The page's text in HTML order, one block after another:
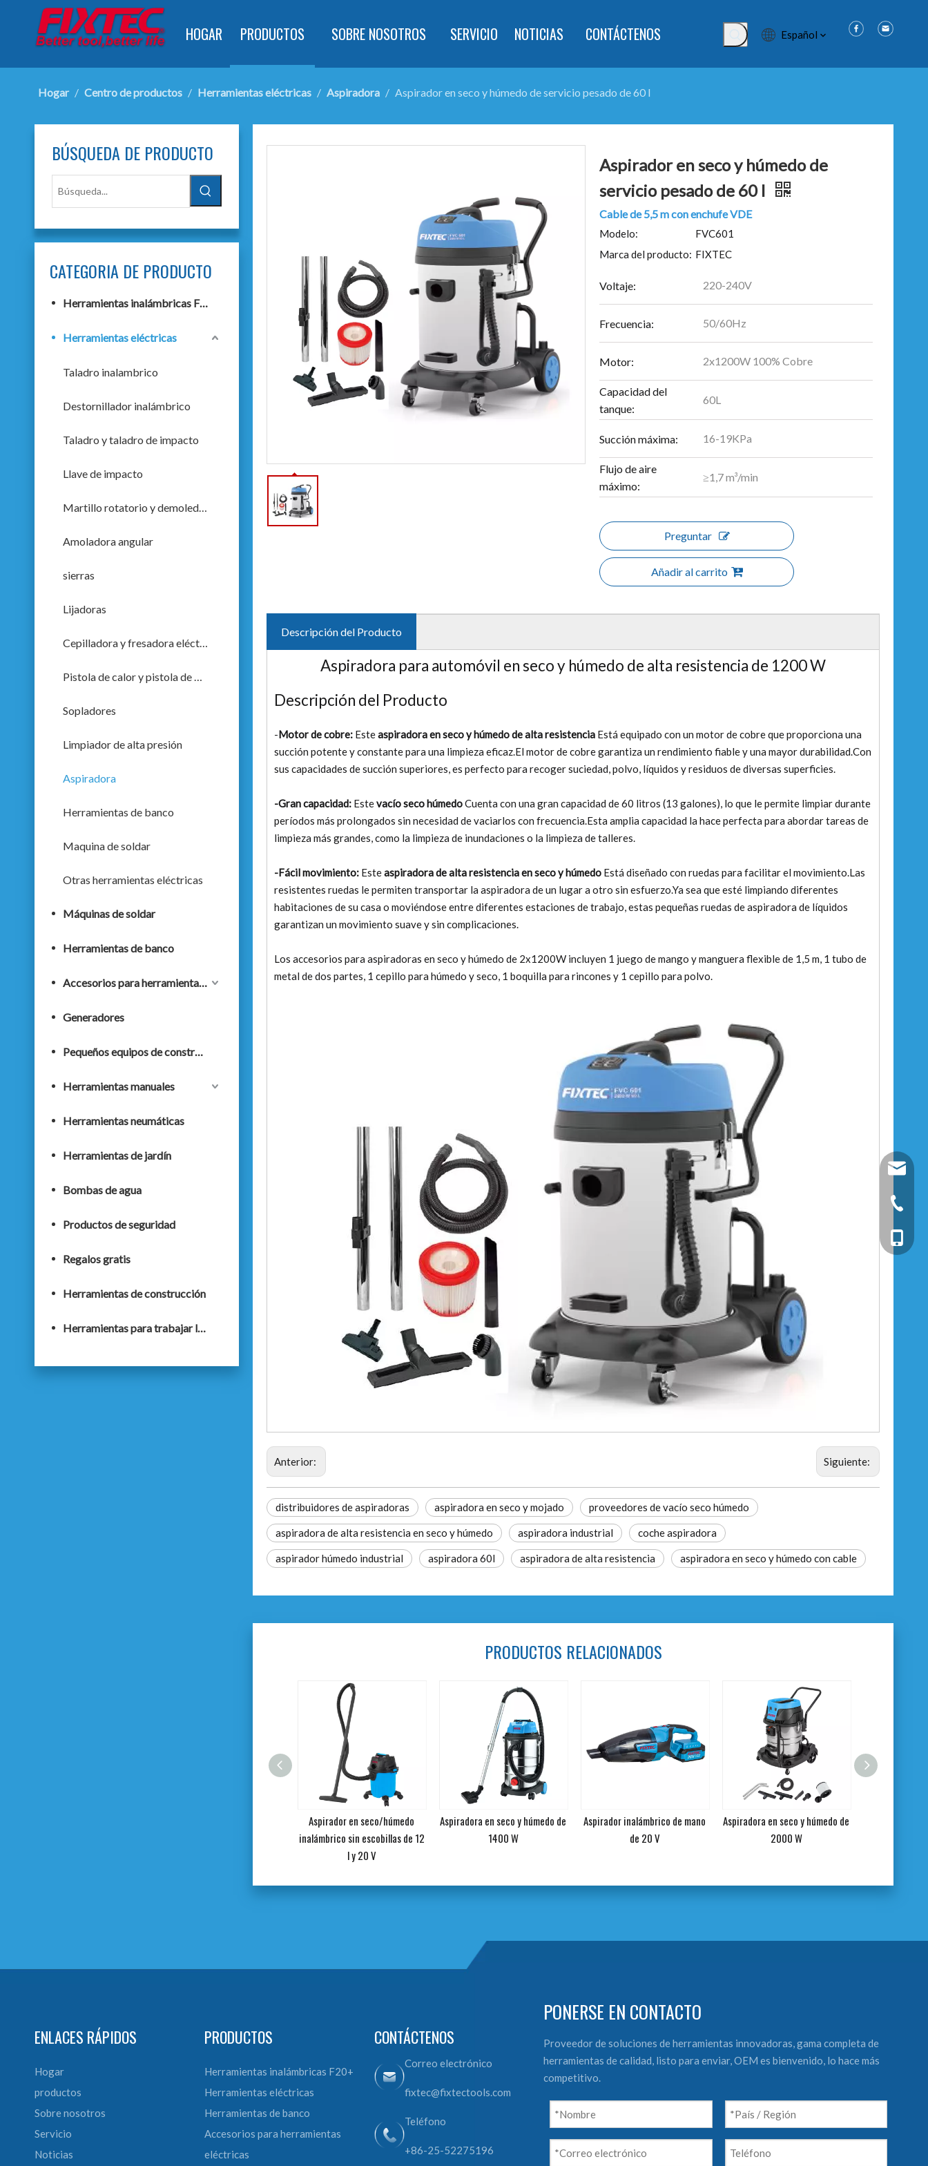
HOGAR PRODUCTOS SOBRE NOSOTROS SERVICIO NOTICIAS CONTÁCTENOS Español
Hogar / Centro de productos / Herramientas eléctricas / Aspiradora / Aspirador en seco y húmedo de servicio pesado de 60 l
BÚSQUEDA DE PRODUCTO
CATEGORIA DE PRODUCTO
Herramientas inalámbricas F20+
Herramientas eléctricas
Taladro inalambrico
Destornillador inalámbrico
Taladro y taladro de impacto
Llave de impacto
Martillo rotatorio y demoledor
Amoladora angular
sierras
Lijadoras
Cepilladora y fresadora eléctrica
Pistola de calor y pistola de pulverización
Sopladores
Limpiador de alta presión
Aspiradora
Herramientas de banco
Maquina de soldar
Otras herramientas eléctricas
Máquinas de soldar
Herramientas de banco
Accesorios para herramientas eléctricas
Generadores
Pequeños equipos de construcción
Herramientas manuales
Herramientas neumáticas
Herramientas de jardín
Bombas de agua
Productos de seguridad
Regalos gratis
Herramientas de construcción
Herramientas para trabajar la madera
Aspirador en seco y húmedo de
servicio pesado de 60 l
Cable de 5,5 m con enchufe VDE
Modelo:
FVC601
Marca del producto: FIXTEC
Voltaje: 220-240V
Frecuencia: 50/60Hz
Motor: 2x1200W 100% Cobre
Capacidad del
tanque:
60L
Succión máxima: 16-19KPa
Flujo de aire
máximo:
≥1,7 m³/min
Preguntar
Añadir al carrito
Descripción del Producto
Aspiradora para automóvil en seco y húmedo de alta resistencia de 1200 W
Descripción del Producto
-Motor de cobre: Esteaspiradora en seco y húmedo de alta resistencia Está equipado con un motor de cobre que proporciona una
succión potente y constante para una limpieza eficaz.El motor de cobre garantiza un rendimiento fiable y una mayor durabilidad.Con
sus capacidades de succión superiores, es perfecto para recoger suciedad, polvo, líquidos y residuos de diversas superficies.
-Gran capacidad: Estevacío seco húmedoCuenta con una gran capacidad de 60 litros (13 galones), lo que le permite limpiar durante
períodos más prolongados sin necesidad de vaciarlos con frecuencia.Esta amplia capacidad la hace perfecta para abordar tareas de
limpieza más grandes, como la limpieza de inundaciones o la limpieza de talleres.
-Fácil movimiento: Esteaspiradora de alta resistencia en seco y húmedo Está diseñado con ruedas para facilitar el movimiento.Las
resistentes ruedas le permiten transportar la aspiradora de un lugar a otro sin esfuerzo.Ya sea que esté limpiando diferentes
habitaciones de su casa o moviéndose entre diferentes estaciones de trabajo, estas pequeñas ruedas de aspiradora de líquidos
garantizan un movimiento suave y sin complicaciones.
Los accesorios para aspiradoras en seco y húmedo de 2x1200W incluyen 1 juego de mango y manguera flexible de 1,5 m, 1 tubo de
metal de dos partes, 1 cepillo para húmedo y seco, 1 boquilla para rincones y 1 cepillo para polvo.
Anterior: Siguiente:
distribuidores de aspiradoras aspiradora en seco y mojado proveedores de vacío seco húmedo
aspiradora de alta resistencia en seco y húmedo aspiradora industrial coche aspiradora
aspirador húmedo industrial aspiradora 60l aspiradora de alta resistencia aspiradora en seco y húmedo con cable
PRODUCTOS RELACIONADOS
Aspirador en seco/húmedo
inalámbrico sin escobillas de 12
l y 20 V
Aspiradora en seco y húmedo de
1400 W
Aspirador inalámbrico de mano
de 20 V
Aspiradora en seco y húmedo de
2000 W
ENLACES RÁPIDOS
Hogar
productos
Sobre nosotros
Servicio
Noticias
PRODUCTOS
Herramientas inalámbricas F20+
Herramientas eléctricas
Herramientas de banco
Accesorios para herramientas
eléctricas
CONTÁCTENOS
Correo electrónico
fixtec@fixtectools.com
Teléfono
+86-25-52275196
PONERSE EN CONTACTO
Proveedor de soluciones de herramientas innovadoras, gama completa de
herramientas de calidad, listo para enviar, OEM es bienvenido, lo hace más
competitivo.
+86-25-